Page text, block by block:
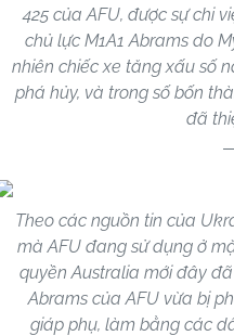
425 của AFU, được sự chi
chủ lực M1A1 Abrams do
nhiên chiếc xe tăng xấu số
phá hủy, và trong số bốn
đã
Theo các nguồn tin của
mà AFU đang sử dụng ở
quyền Australia mới đây
Abrams của AFU vừa bị
giáp phụ, làm bằng các